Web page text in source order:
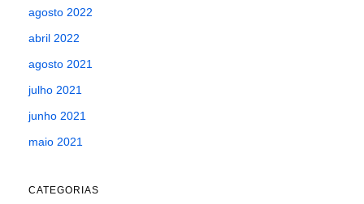
agosto 2022
abril 2022
agosto 2021
julho 2021
junho 2021
maio 2021
CATEGORIAS